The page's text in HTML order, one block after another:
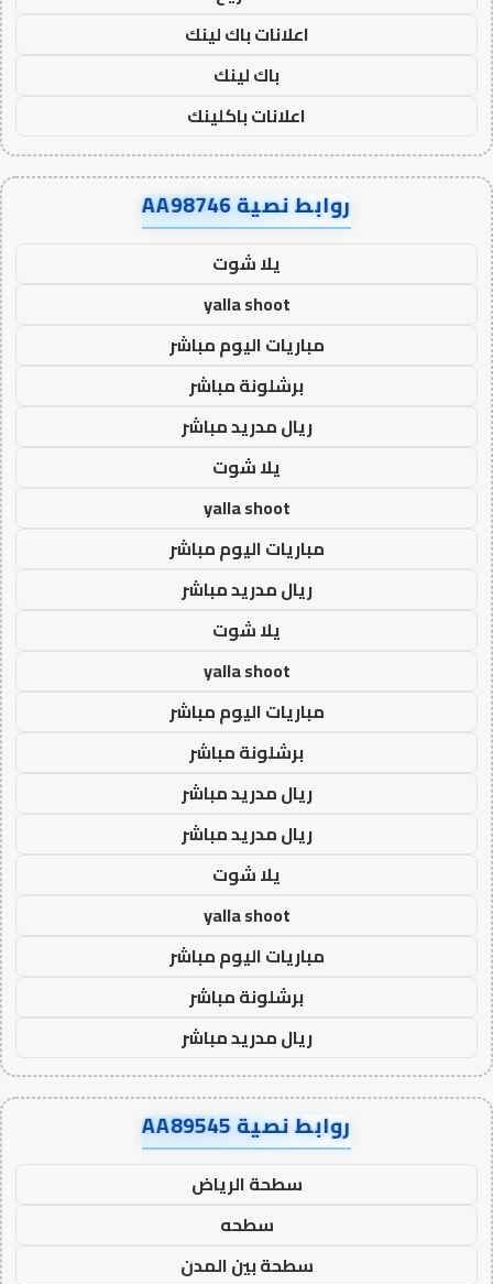
اعلانات باك لينك
باك لينك
اعلانات باكلينك
روابط نصية AA98746
يلا شوت
yalla shoot
مباريات اليوم مباشر
برشلونة مباشر
ريال مدريد مباشر
يلا شوت
yalla shoot
مباريات اليوم مباشر
ريال مدريد مباشر
يلا شوت
yalla shoot
مباريات اليوم مباشر
برشلونة مباشر
ريال مدريد مباشر
ريال مدريد مباشر
يلا شوت
yalla shoot
مباريات اليوم مباشر
برشلونة مباشر
ريال مدريد مباشر
روابط نصية AA89545
سطحة الرياض
سطحه
سطحة بين المدن